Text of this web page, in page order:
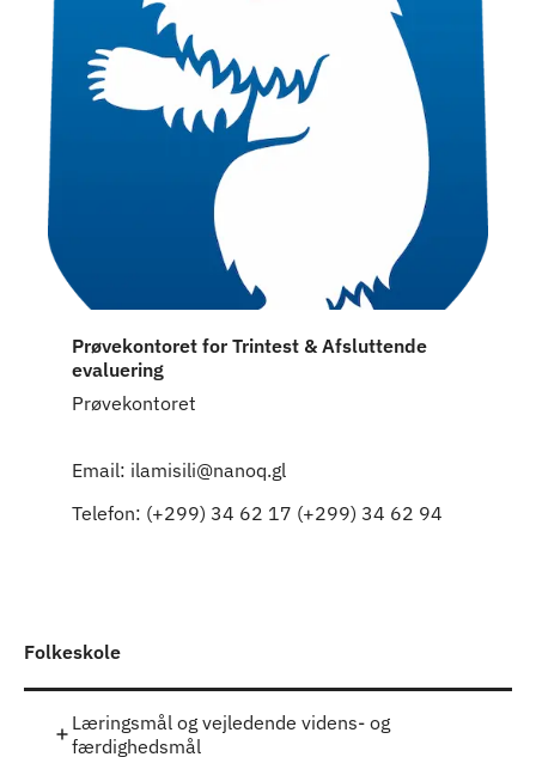
Prøvekontoret for Trintest & Afsluttende
evaluering
Prøvekontoret
Email: ilamisili@nanoq.gl
Telefon: (+299) 34 62 17 (+299) 34 62 94
Folkeskole
Læringsmål og vejledende videns- og
færdighedsmål